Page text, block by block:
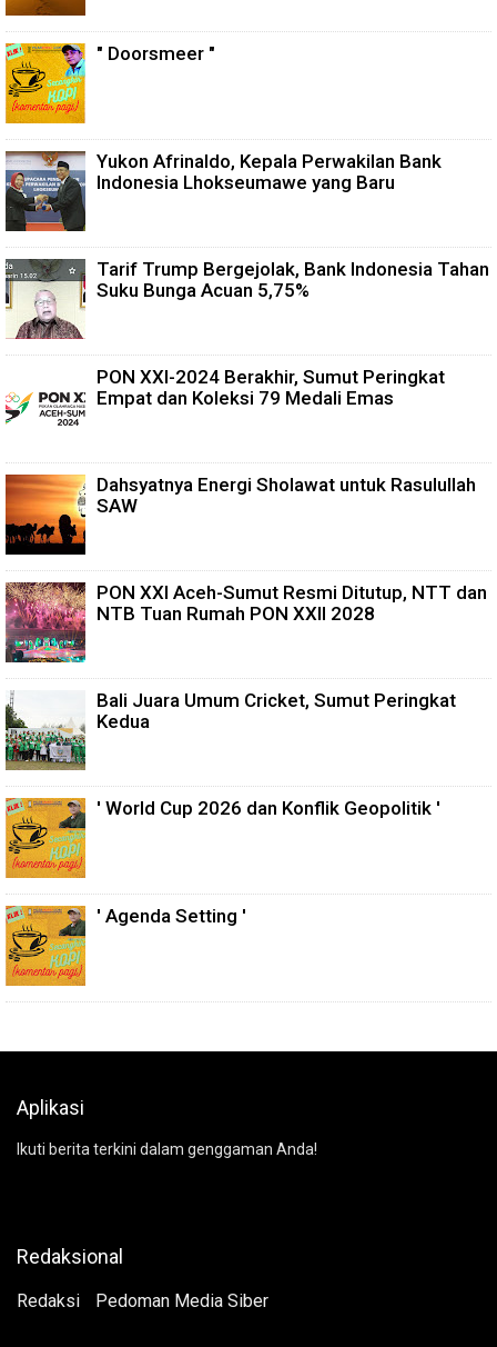
" Doorsmeer "
Yukon Afrinaldo, Kepala Perwakilan Bank
Indonesia Lhokseumawe yang Baru
Tarif Trump Bergejolak, Bank Indonesia Tahan
Suku Bunga Acuan 5,75%
PON XXI-2024 Berakhir, Sumut Peringkat
Empat dan Koleksi 79 Medali Emas
Dahsyatnya Energi Sholawat untuk Rasulullah
SAW
PON XXI Aceh-Sumut Resmi Ditutup, NTT dan
NTB Tuan Rumah PON XXII 2028
Bali Juara Umum Cricket, Sumut Peringkat
Kedua
' World Cup 2026 dan Konflik Geopolitik '
' Agenda Setting '
Aplikasi
Ikuti berita terkini dalam genggaman Anda!
Redaksional
Redaksi Pedoman Media Siber